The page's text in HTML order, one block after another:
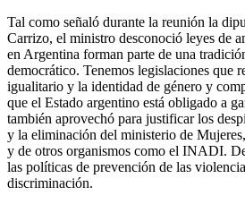
Tal como señaló durante la reunión la
Carrizo, el ministro desconoció leyes de
en Argentina forman parte de una
democrático. Tenemos legislaciones que
igualitario y la identidad de género y
que el Estado argentino está obligado a
también aprovechó para justificar los
y la eliminación del ministerio de
y de otros organismos como el INADI.
las políticas de prevención de las
discriminación.